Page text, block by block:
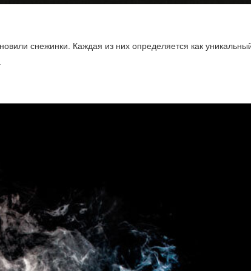
снежинки. Каждая из них определяется как